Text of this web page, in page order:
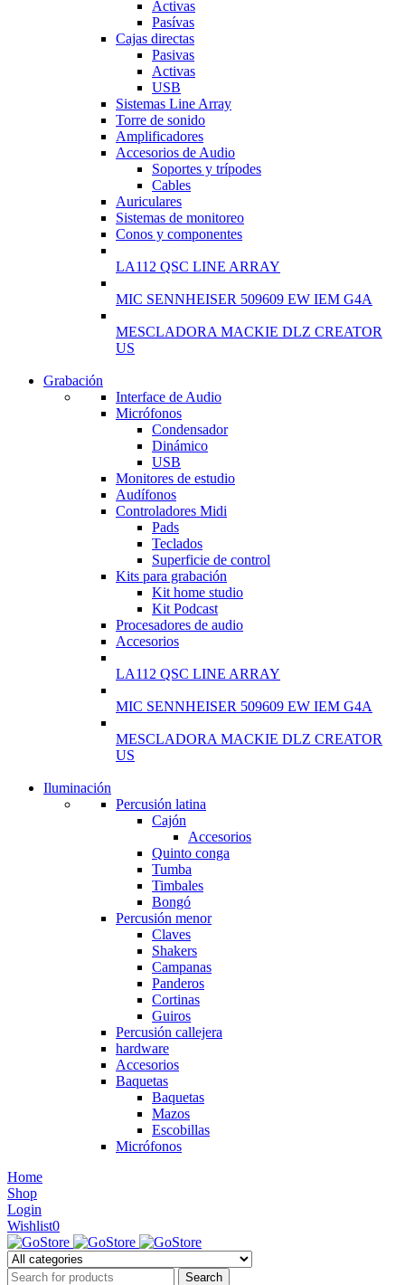
Activas
Pasívas
Cajas directas
Pasivas
Activas
USB
Sistemas Line Array
Torre de sonido
Amplificadores
Accesorios de Audio
Soportes y trípodes
Cables
Auriculares
Sistemas de monitoreo
Conos y componentes
LA112 QSC LINE ARRAY
MIC SENNHEISER 509609 EW IEM G4A
MESCLADORA MACKIE DLZ CREATOR
US
GAMER CONTROLLER
Shop Now
Grabación
Interface de Audio
Micrófonos
Condensador
Dinámico
USB
Monitores de estudio
Audífonos
Controladores Midi
Pads
Teclados
Superficie de control
Kits para grabación
Kit home studio
Kit Podcast
Procesadores de audio
Accesorios
LA112 QSC LINE ARRAY
MIC SENNHEISER 509609 EW IEM G4A
MESCLADORA MACKIE DLZ CREATOR
US
NEW WASHING MACHINE
T50F 9KG/1200 SPIN
Shop Now
Iluminación
Percusión latina
Cajón
Accesorios
Quinto conga
Tumba
Timbales
Bongó
Percusión menor
Claves
Shakers
Campanas
Panderos
Cortinas
Guiros
Percusión callejera
hardware
Accesorios
Baquetas
Baquetas
Mazos
Escobillas
Micrófonos
Home
Shop
Login
Wishlist0